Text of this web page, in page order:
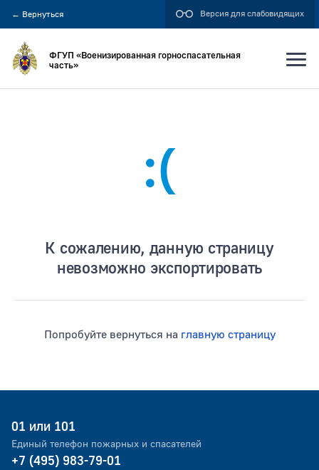
← Вернуться Версия для слабовидящих
Публикация не позднее
ФГУП «Военизированная горноспасательная
часть»
:(
К сожалению, данную страницу
невозможно экспортировать
Попробуйте вернуться на главную страницу
01 или 101
Единый телефон пожарных и спасателей
+7 (495) 983-79-01